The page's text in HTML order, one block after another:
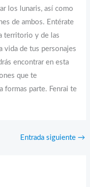
los lunaris, así como
de ambos. Entérate
territorio y de las
vida de tus personajes
encontrar en esta
que te
formas parte. Fenrai te
Entrada siguiente →